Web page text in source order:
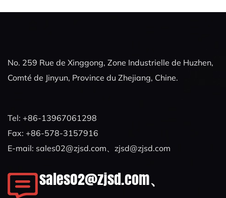
No. 259 Rue de Xinggong, Zone Industrielle de Huzhen,
Comté de Jinyun, Province du Zhejiang, Chine.
Tel: +86-13967061298
Fax: +86-578-3157916
E-mail: sales02@zjsd.com zjsd@zjsd.com
sales02@zjsd.com、